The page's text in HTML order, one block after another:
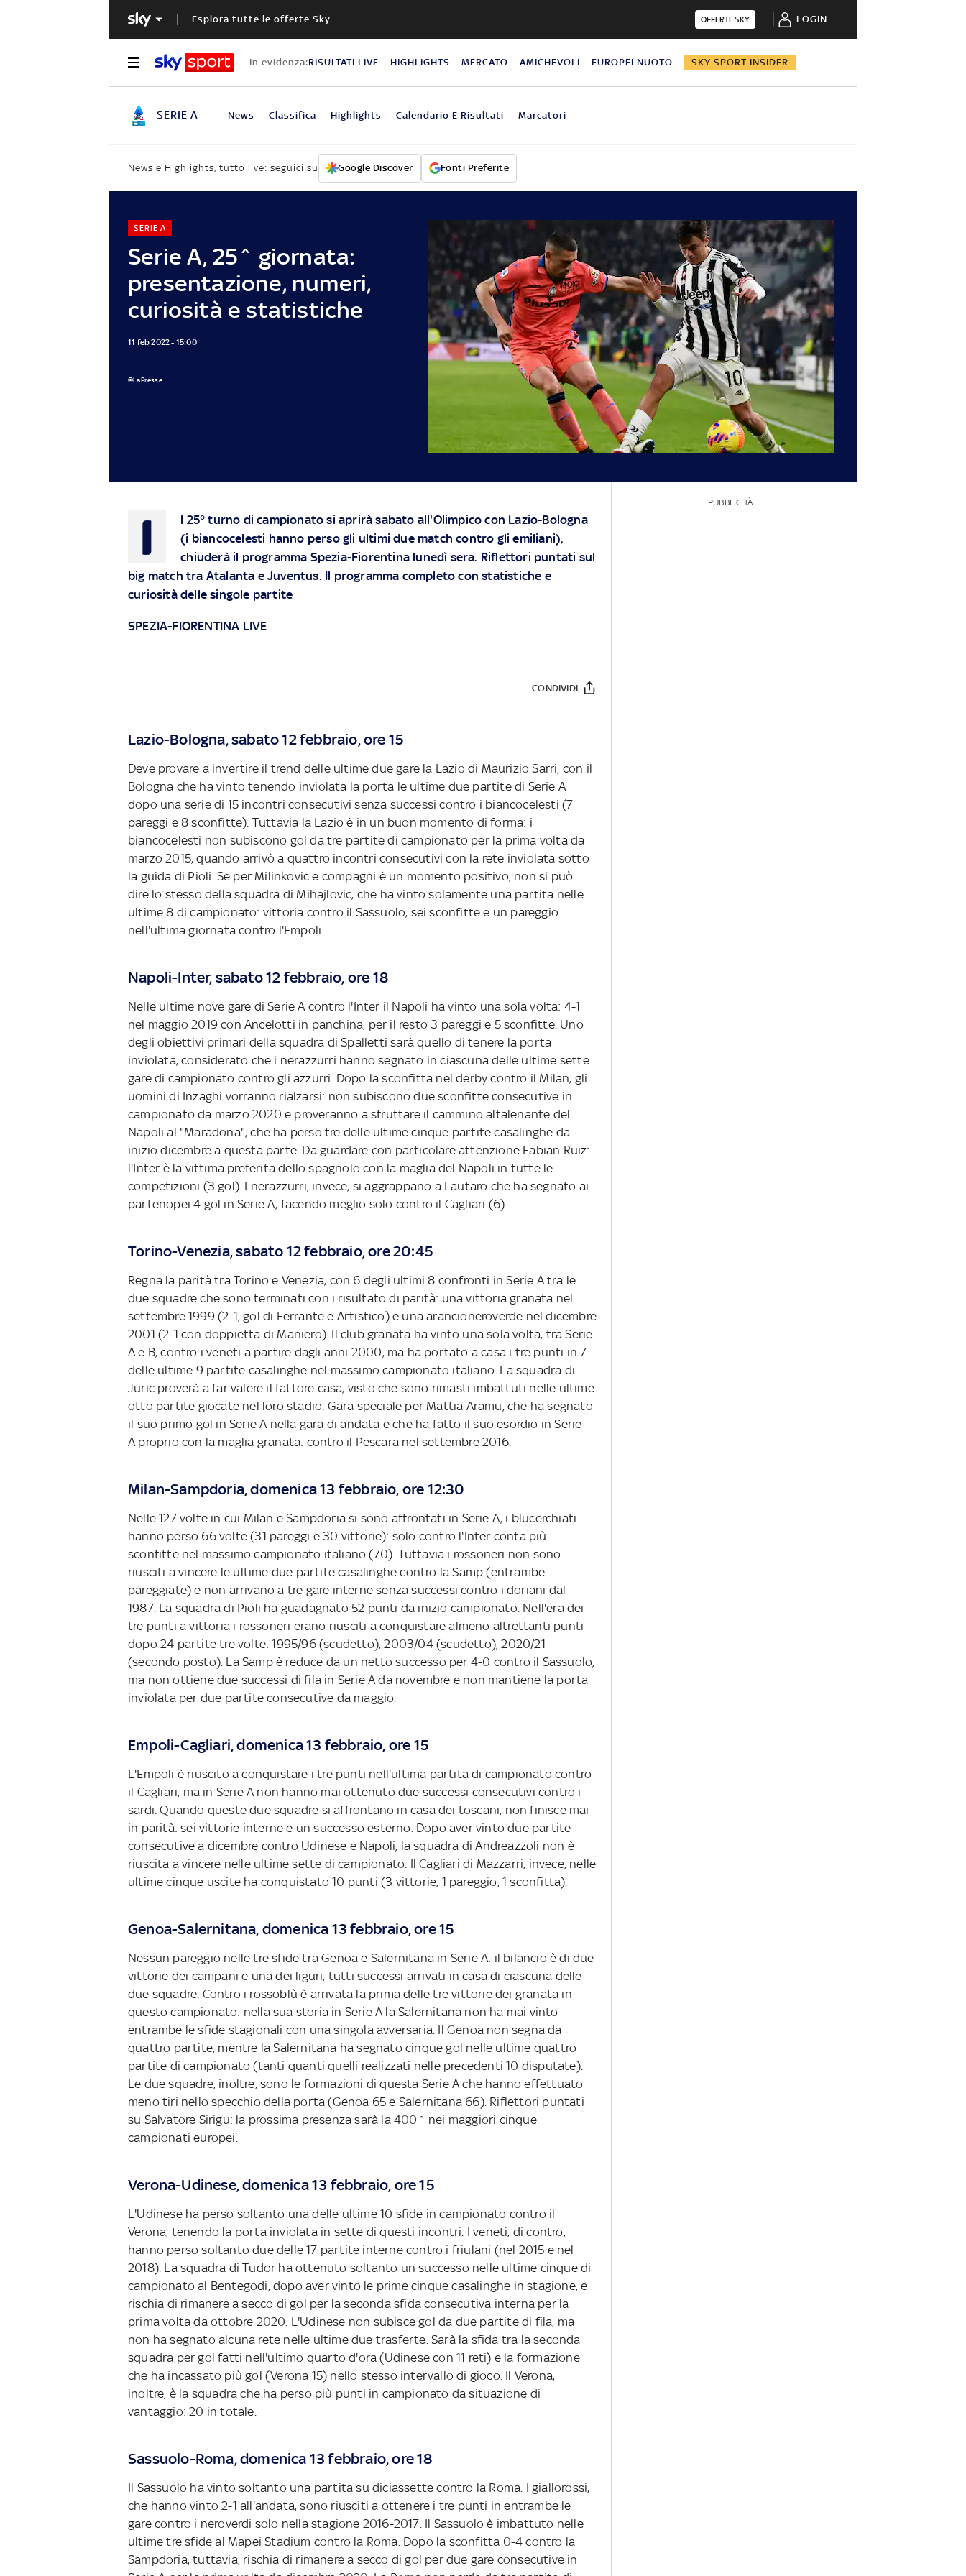
Esplora tutte le offerte Sky OFFERTE SKY LOGIN
In evidenza:RISULTATI LIVE HIGHLIGHTS MERCATO AMICHEVOLI EUROPEI NUOTO SKY SPORT INSIDER
SERIE A News Classifica Highlights Calendario E Risultati Marcatori
News e Highlights, tutto live: seguici su Google Discover Fonti Preferite
Serie A, 25^ giornata:
presentazione, numeri,
curiosità e statistiche
SERIE A
11 feb 2022 - 15:00
©LaPresse
I
l 25° turno di campionato si aprirà sabato all'Olimpico con Lazio-Bologna
(i biancocelesti hanno perso gli ultimi due match contro gli emiliani),
chiuderà il programma Spezia-Fiorentina lunedì sera. Riflettori puntati sul
big match tra Atalanta e Juventus. Il programma completo con statistiche e
curiosità delle singole partite
SPEZIA-FIORENTINA LIVE
CONDIVIDI
Lazio-Bologna, sabato 12 febbraio, ore 15
Deve provare a invertire il trend delle ultime due gare la Lazio di Maurizio Sarri, con il
Bologna che ha vinto tenendo inviolata la porta le ultime due partite di Serie A
dopo una serie di 15 incontri consecutivi senza successi contro i biancocelesti (7
pareggi e 8 sconfitte). Tuttavia la Lazio è in un buon momento di forma: i
biancocelesti non subiscono gol da tre partite di campionato per la prima volta da
marzo 2015, quando arrivò a quattro incontri consecutivi con la rete inviolata sotto
la guida di Pioli. Se per Milinkovic e compagni è un momento positivo, non si può
dire lo stesso della squadra di Mihajlovic, che ha vinto solamente una partita nelle
ultime 8 di campionato: vittoria contro il Sassuolo, sei sconfitte e un pareggio
nell'ultima giornata contro l'Empoli.
Napoli-Inter, sabato 12 febbraio, ore 18
Nelle ultime nove gare di Serie A contro l'Inter il Napoli ha vinto una sola volta: 4-1
nel maggio 2019 con Ancelotti in panchina, per il resto 3 pareggi e 5 sconfitte. Uno
degli obiettivi primari della squadra di Spalletti sarà quello di tenere la porta
inviolata, considerato che i nerazzurri hanno segnato in ciascuna delle ultime sette
gare di campionato contro gli azzurri. Dopo la sconfitta nel derby contro il Milan, gli
uomini di Inzaghi vorranno rialzarsi: non subiscono due sconfitte consecutive in
campionato da marzo 2020 e proveranno a sfruttare il cammino altalenante del
Napoli al "Maradona", che ha perso tre delle ultime cinque partite casalinghe da
inizio dicembre a questa parte. Da guardare con particolare attenzione Fabian Ruiz:
l'Inter è la vittima preferita dello spagnolo con la maglia del Napoli in tutte le
competizioni (3 gol). I nerazzurri, invece, si aggrappano a Lautaro che ha segnato ai
partenopei 4 gol in Serie A, facendo meglio solo contro il Cagliari (6).
Torino-Venezia, sabato 12 febbraio, ore 20:45
Regna la parità tra Torino e Venezia, con 6 degli ultimi 8 confronti in Serie A tra le
due squadre che sono terminati con i risultato di parità: una vittoria granata nel
settembre 1999 (2-1, gol di Ferrante e Artistico) e una arancioneroverde nel dicembre
2001 (2-1 con doppietta di Maniero). Il club granata ha vinto una sola volta, tra Serie
A e B, contro i veneti a partire dagli anni 2000, ma ha portato a casa i tre punti in 7
delle ultime 9 partite casalinghe nel massimo campionato italiano. La squadra di
Juric proverà a far valere il fattore casa, visto che sono rimasti imbattuti nelle ultime
otto partite giocate nel loro stadio. Gara speciale per Mattia Aramu, che ha segnato
il suo primo gol in Serie A nella gara di andata e che ha fatto il suo esordio in Serie
A proprio con la maglia granata: contro il Pescara nel settembre 2016.
Milan-Sampdoria, domenica 13 febbraio, ore 12:30
Nelle 127 volte in cui Milan e Sampdoria si sono affrontati in Serie A, i blucerchiati
hanno perso 66 volte (31 pareggi e 30 vittorie): solo contro l'Inter conta più
sconfitte nel massimo campionato italiano (70). Tuttavia i rossoneri non sono
riusciti a vincere le ultime due partite casalinghe contro la Samp (entrambe
pareggiate) e non arrivano a tre gare interne senza successi contro i doriani dal
1987. La squadra di Pioli ha guadagnato 52 punti da inizio campionato. Nell'era dei
tre punti a vittoria i rossoneri erano riusciti a conquistare almeno altrettanti punti
dopo 24 partite tre volte: 1995/96 (scudetto), 2003/04 (scudetto), 2020/21
(secondo posto). La Samp è reduce da un netto successo per 4-0 contro il Sassuolo,
ma non ottiene due successi di fila in Serie A da novembre e non mantiene la porta
inviolata per due partite consecutive da maggio.
Empoli-Cagliari, domenica 13 febbraio, ore 15
L'Empoli è riuscito a conquistare i tre punti nell'ultima partita di campionato contro
il Cagliari, ma in Serie A non hanno mai ottenuto due successi consecutivi contro i
sardi. Quando queste due squadre si affrontano in casa dei toscani, non finisce mai
in parità: sei vittorie interne e un successo esterno. Dopo aver vinto due partite
consecutive a dicembre contro Udinese e Napoli, la squadra di Andreazzoli non è
riuscita a vincere nelle ultime sette di campionato. Il Cagliari di Mazzarri, invece, nelle
ultime cinque uscite ha conquistato 10 punti (3 vittorie, 1 pareggio, 1 sconfitta).
Genoa-Salernitana, domenica 13 febbraio, ore 15
Nessun pareggio nelle tre sfide tra Genoa e Salernitana in Serie A: il bilancio è di due
vittorie dei campani e una dei liguri, tutti successi arrivati in casa di ciascuna delle
due squadre. Contro i rossoblù è arrivata la prima delle tre vittorie dei granata in
questo campionato: nella sua storia in Serie A la Salernitana non ha mai vinto
entrambe le sfide stagionali con una singola avversaria. Il Genoa non segna da
quattro partite, mentre la Salernitana ha segnato cinque gol nelle ultime quattro
partite di campionato (tanti quanti quelli realizzati nelle precedenti 10 disputate).
Le due squadre, inoltre, sono le formazioni di questa Serie A che hanno effettuato
meno tiri nello specchio della porta (Genoa 65 e Salernitana 66). Riflettori puntati
su Salvatore Sirigu: la prossima presenza sarà la 400^ nei maggiori cinque
campionati europei.
Verona-Udinese, domenica 13 febbraio, ore 15
L'Udinese ha perso soltanto una delle ultime 10 sfide in campionato contro il
Verona, tenendo la porta inviolata in sette di questi incontri. I veneti, di contro,
hanno perso soltanto due delle 17 partite interne contro i friulani (nel 2015 e nel
2018). La squadra di Tudor ha ottenuto soltanto un successo nelle ultime cinque di
campionato al Bentegodi, dopo aver vinto le prime cinque casalinghe in stagione, e
rischia di rimanere a secco di gol per la seconda sfida consecutiva interna per la
prima volta da ottobre 2020. L'Udinese non subisce gol da due partite di fila, ma
non ha segnato alcuna rete nelle ultime due trasferte. Sarà la sfida tra la seconda
squadra per gol fatti nell'ultimo quarto d'ora (Udinese con 11 reti) e la formazione
che ha incassato più gol (Verona 15) nello stesso intervallo di gioco. Il Verona,
inoltre, è la squadra che ha perso più punti in campionato da situazione di
vantaggio: 20 in totale.
Sassuolo-Roma, domenica 13 febbraio, ore 18
Il Sassuolo ha vinto soltanto una partita su diciassette contro la Roma. I giallorossi,
che hanno vinto 2-1 all'andata, sono riusciti a ottenere i tre punti in entrambe le
gare contro i neroverdi solo nella stagione 2016-2017. Il Sassuolo è imbattuto nelle
ultime tre sfide al Mapei Stadium contro la Roma. Dopo la sconfitta 0-4 contro la
Sampdoria, tuttavia, rischia di rimanere a secco di gol per due gare consecutive in
PUBBLICITÀ